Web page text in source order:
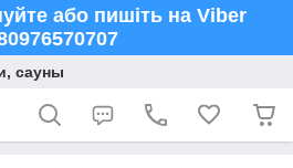
або пишіть на Viber
сауны